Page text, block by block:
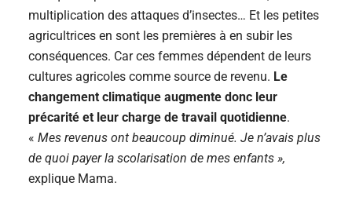
multiplication des attaques d’insectes… Et les petites
agricultrices en sont les premières à en subir les
conséquences. Car ces femmes dépendent de leurs
cultures agricoles comme source de revenu. Le
changement climatique augmente donc leur
précarité et leur charge de travail quotidienne.
« Mes revenus ont beaucoup diminué. Je n’avais plus
de quoi payer la scolarisation de mes enfants »,
explique Mama.